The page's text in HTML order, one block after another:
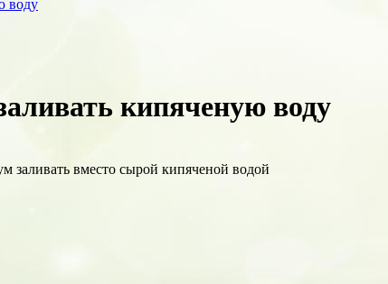
воду
кипяченую воду
заливать вместо сырой кипяченой водой